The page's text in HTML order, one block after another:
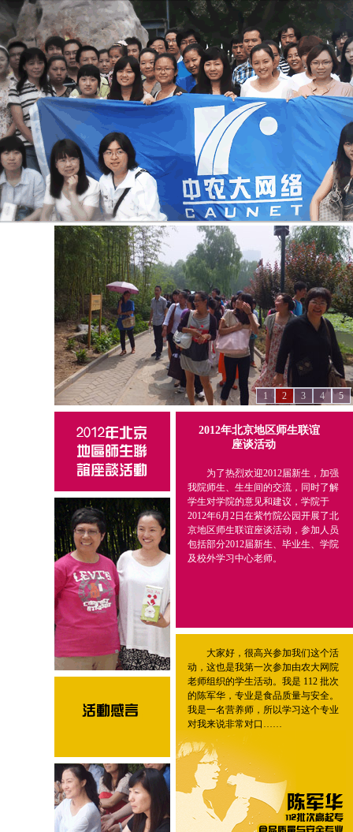
1 2 3 4 5
2012年北京地区师生联谊
座谈活动
为了热烈欢迎2012届新生，加强
我院师生、生生间的交流，同时了解
学生对学院的意见和建议，学院于
2012年6月2日在紫竹院公园开展了北
京地区师生联谊座谈活动，参加人员
包括部分2012届新生、毕业生、学院
及校外学习中心老师。
大家好，很高兴参加我们这个活
动，这也是我第一次参加由农大网院
老师组织的学生活动。我是 112 批次
的陈军华，专业是食品质量与安全。
我是一名营养师，所以学习这个专业
对我来说非常对口……